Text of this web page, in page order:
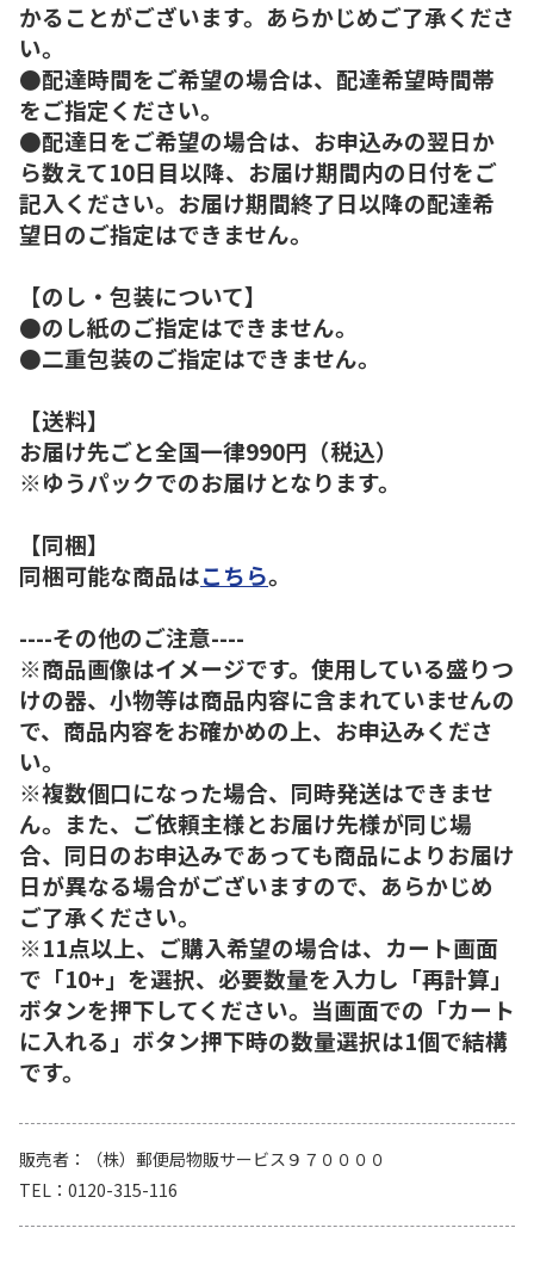
かることがございます。あらかじめご了承くださ
い。
●配達時間をご希望の場合は、配達希望時間帯
をご指定ください。
●配達日をご希望の場合は、お申込みの翌日か
ら数えて10日目以降、お届け期間内の日付をご
記入ください。お届け期間終了日以降の配達希
望日のご指定はできません。
【のし・包装について】
●のし紙のご指定はできません。
●二重包装のご指定はできません。
【送料】
お届け先ごと全国一律990円（税込）
※ゆうパックでのお届けとなります。
【同梱】
同梱可能な商品はこちら。
----その他のご注意----
※商品画像はイメージです。使用している盛りつ
けの器、小物等は商品内容に含まれていませんの
で、商品内容をお確かめの上、お申込みくださ
い。
※複数個口になった場合、同時発送はできませ
ん。また、ご依頼主様とお届け先様が同じ場
合、同日のお申込みであっても商品によりお届け
日が異なる場合がございますので、あらかじめ
ご了承ください。
※11点以上、ご購入希望の場合は、カート画面
で「10+」を選択、必要数量を入力し「再計算」
ボタンを押下してください。当画面での「カート
に入れる」ボタン押下時の数量選択は1個で結構
です。
販売者
（株）郵便局物販サービス９７００００
TEL
0120-315-116